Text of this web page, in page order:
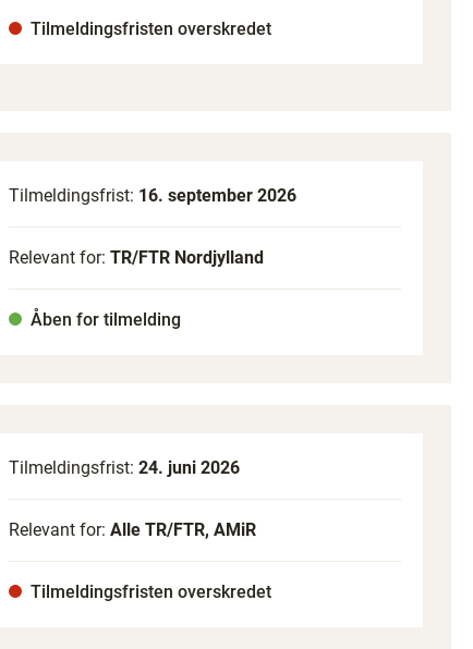
Tilmeldingsfristen overskredet
Tilmeldingsfrist: 16. september 2026
Relevant for: TR/FTR Nordjylland
Åben for tilmelding
Tilmeldingsfrist: 24. juni 2026
Relevant for: Alle TR/FTR, AMiR
Tilmeldingsfristen overskredet